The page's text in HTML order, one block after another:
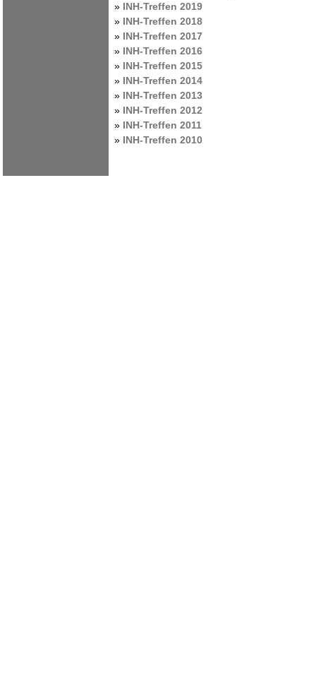
» INH-Treffen 2019
» INH-Treffen 2018
» INH-Treffen 2017
» INH-Treffen 2016
» INH-Treffen 2015
» INH-Treffen 2014
» INH-Treffen 2013
» INH-Treffen 2012
» INH-Treffen 2011
» INH-Treffen 2010